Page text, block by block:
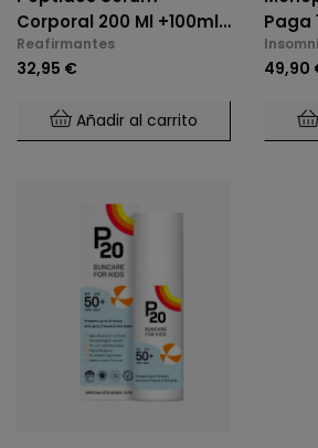
Corporal 200 Ml +100ml
GRATIS
Reafirmantes
32,95 €
Añadir al carrito
Paga
49,90